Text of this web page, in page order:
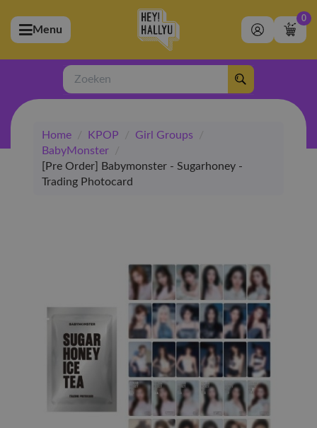
(Artiesten)
(Merchandise)
(Exclusive)
(Winkel)
Menu
0
Zoeken
Home / KPOP / Girl Groups
/
BabyMonster
/
[Pre Order] Babymonster - Sugarhoney -
Trading Photocard